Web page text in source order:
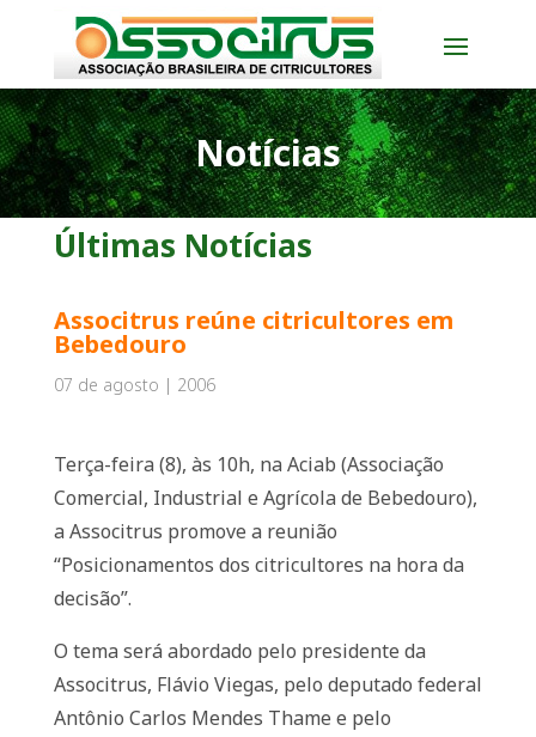
Notícias
Últimas Notícias
Associtrus reúne citricultores em
Bebedouro
07 de agosto | 2006
Terça-feira (8), às 10h, na Aciab (Associação
Comercial, Industrial e Agrícola de Bebedouro),
a Associtrus promove a reunião
“Posicionamentos dos citricultores na hora da
decisão”.
O tema será abordado pelo presidente da
Associtrus, Flávio Viegas, pelo deputado federal
Antônio Carlos Mendes Thame e pelo